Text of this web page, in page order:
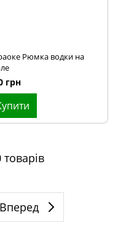
Рюмка водки на
грн
Вперед